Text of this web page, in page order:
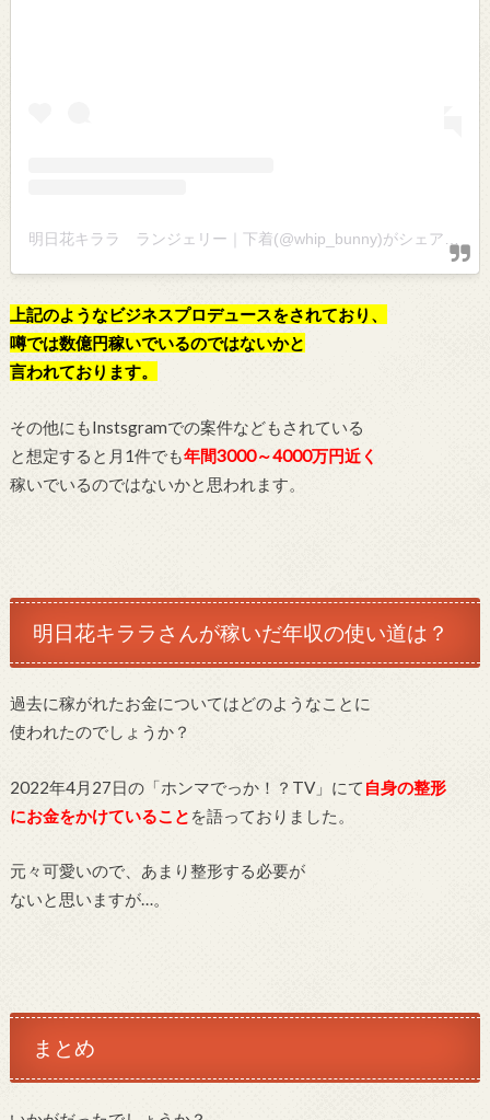
上記のようなビジネスプロデュースをされており、
噂では数億円稼いでいるのではないかと
言われております。
その他にもInstsgramでの案件などもされている
と想定すると月1件でも年間3000～4000万円近く
稼いでいるのではないかと思われます。
明日花キララさんが稼いだ年収の使い道は？
過去に稼がれたお金についてはどのようなことに
使われたのでしょうか？
2022年4月27日の「ホンマでっか！？TV」にて 自身の整形
にお金をかけていること を語っておりました。
元々可愛いので、あまり整形する必要が
ないと思いますが…。
まとめ